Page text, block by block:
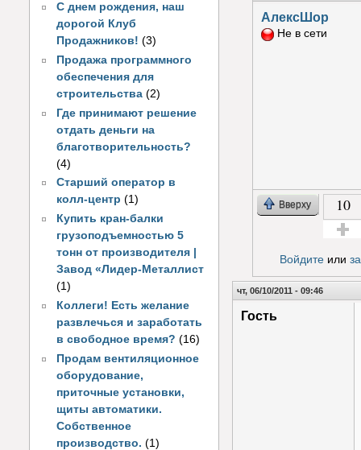
С днем рождения, наш
дорогой Клуб
Продажников! (3)
Продажа программного
обеспечения для
строительства (2)
Где принимают решение
отдать деньги на
благотворительность?
(4)
Старший оператор в
колл-центр (1)
Купить кран-балки
грузоподъемностью 5
тонн от производителя |
Завод «Лидер-Металлист
(1)
Коллеги! Есть желание
развлечься и заработать
в свободное время? (16)
Продам вентиляционное
оборудование,
приточные установки,
щиты автоматики.
Собственное
производство. (1)
АлексШор
Не в сети
Вверху 10
Войдитеили
чт, 06/10/2011 - 09:46
Гость